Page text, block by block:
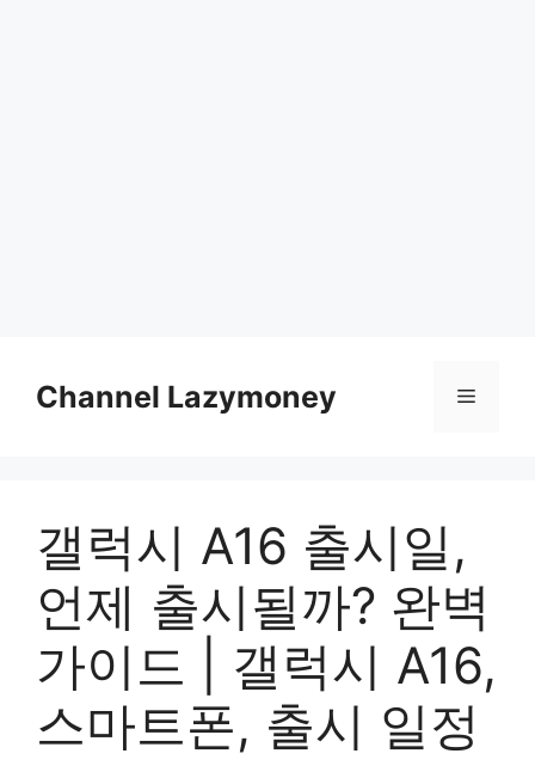
contentChannel Lazymoney Menu
갤럭시 A16 출시일,
언제 출시될까? 완벽
가이드 | 갤럭시 A16,
스마트폰, 출시 일정